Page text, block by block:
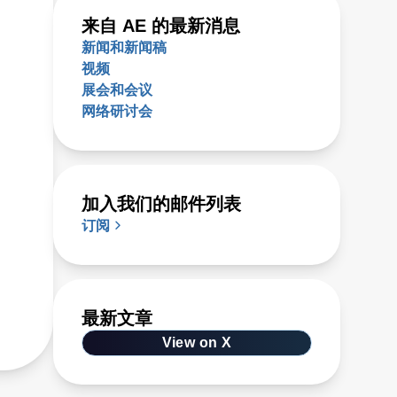
来自 AE 的最新消息
新闻和新闻稿
视频
展会和会议
网络研讨会
加入我们的邮件列表
订阅
最新文章
View on X